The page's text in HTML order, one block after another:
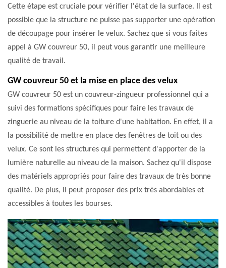
Cette étape est cruciale pour vérifier l'état de la surface. Il est
possible que la structure ne puisse pas supporter une opération
de découpage pour insérer le velux. Sachez que si vous faites
appel à GW couvreur 50, il peut vous garantir une meilleure
qualité de travail.
GW couvreur 50 et la mise en place des velux
GW couvreur 50 est un couvreur-zingueur professionnel qui a
suivi des formations spécifiques pour faire les travaux de
zinguerie au niveau de la toiture d'une habitation. En effet, il a
la possibilité de mettre en place des fenêtres de toit ou des
velux. Ce sont les structures qui permettent d'apporter de la
lumière naturelle au niveau de la maison. Sachez qu'il dispose
des matériels appropriés pour faire des travaux de très bonne
qualité. De plus, il peut proposer des prix très abordables et
accessibles à toutes les bourses.